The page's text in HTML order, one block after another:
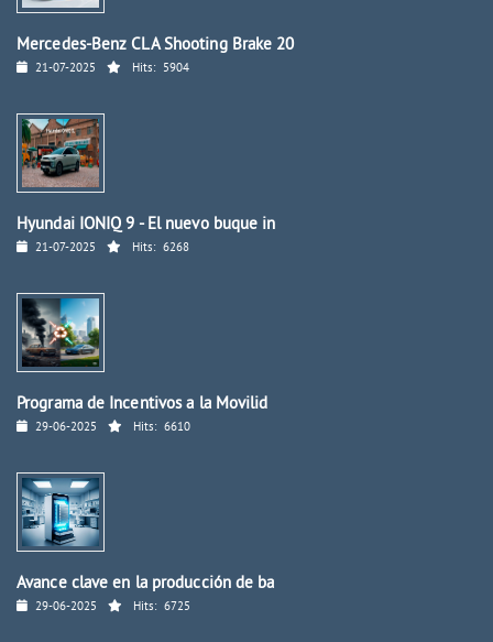
Mercedes-Benz CLA Shooting Brake 20
21-07-2025 Hits: 5904
Hyundai IONIQ 9 - El nuevo buque in
21-07-2025 Hits: 6268
Programa de Incentivos a la Movilid
29-06-2025 Hits: 6610
Avance clave en la producción de ba
29-06-2025 Hits: 6725